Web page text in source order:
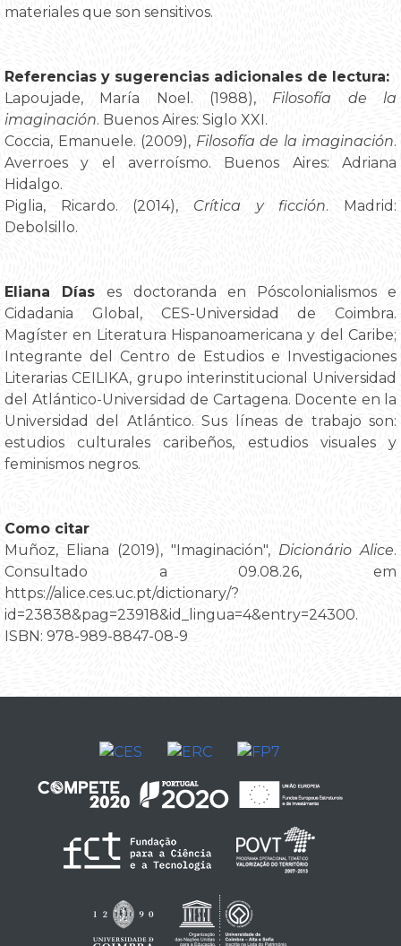
materiales que son sensitivos.
Referencias y sugerencias adicionales de lectura:
Lapoujade, María Noel. (1988), Filosofía de la
imaginación. Buenos Aires: Siglo XXI.
Coccia, Emanuele. (2009), Filosofía de la imaginación.
Averroes y el averroísmo. Buenos Aires: Adriana
Hidalgo.
Piglia, Ricardo. (2014), Crítica y ficción. Madrid:
Debolsillo.
Eliana Díases doctoranda en Póscolonialismos e
Cidadania Global, CES-Universidad de Coimbra.
Magíster en Literatura Hispanoamericana y del Caribe;
Integrante del Centro de Estudios e Investigaciones
Literarias CEILIKA, grupo interinstitucional Universidad
del Atlántico-Universidad de Cartagena. Docente en la
Universidad del Atlántico. Sus líneas de trabajo son:
estudios culturales caribeños, estudios visuales y
feminismos negros.
Como citar
Muñoz, Eliana (2019), "Imaginación", Dicionário Alice.
Consultado a 09.08.26, em
https://alice.ces.uc.pt/dictionary/?
id=23838&pag=23918&id_lingua=4&entry=24300.
ISBN: 978-989-8847-08-9